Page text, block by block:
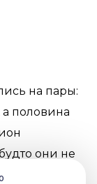
на пары:
половина
они не